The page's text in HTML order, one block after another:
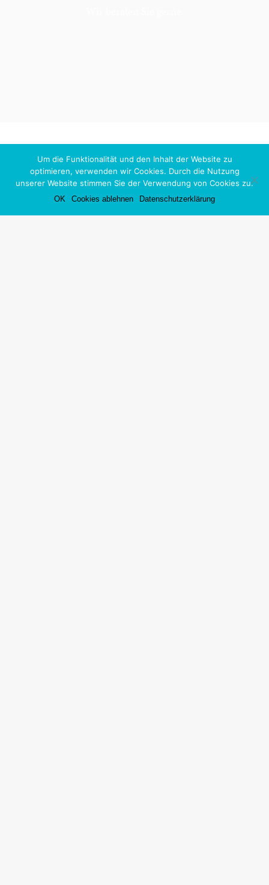
Copyright 2026 Qualitätsroute Dortmund
Um die Funktionalität und den Inhalt der Website zu
optimieren, verwenden wir Cookies. Durch die Nutzung
unserer Website stimmen Sie der Verwendung von Cookies zu.
OK Cookies ablehnen Datenschutzerklärung